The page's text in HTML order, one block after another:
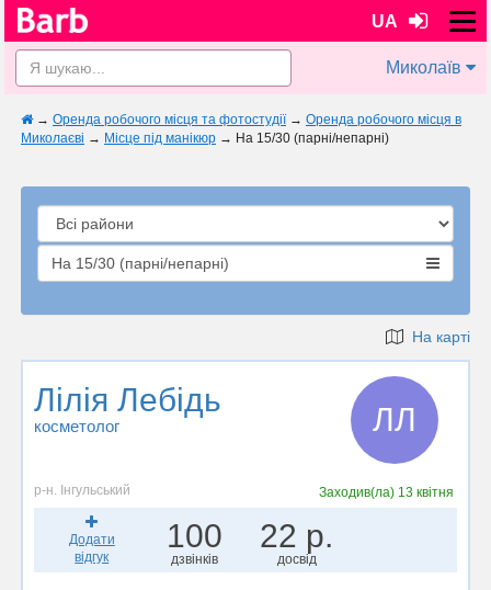
UA
Миколаїв
→ Оренда робочого місця та фотостудії → Оренда робочого місця в
Миколаєві → Місце під манікюр → На 15/30 (парні/непарні)
На 15/30 (парні/непарні)
На карті
Лілія Лебідь
косметолог ЛЛ
р-н. Інгульський Заходив(ла) 13 квітня
Додати
відгук
100
дзвінків
22 р.
досвід